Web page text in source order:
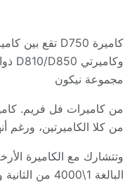
كاميرة تقع بين
وكاميرتي
مجموعة نيكون
من كاميرات فل فريم.
من كلا الكاميرتين، ورغم
وتتشارك مع الكاميرة
البالغة
من الثانية